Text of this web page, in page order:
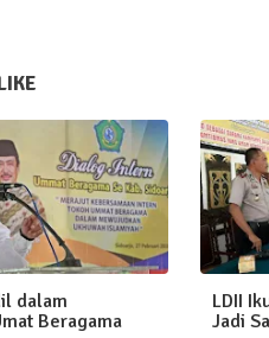
dalam
Beragama
LDII
Jadi